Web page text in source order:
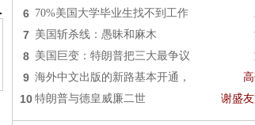
6 70%美国大学毕业生找不到工作
7 美国斩杀线：愚昧和麻木
8 美国巨变：特朗普把三大最争议
9 海外中文出版的新路基本开通，
10 特朗普与德皇威廉二世 谢盛